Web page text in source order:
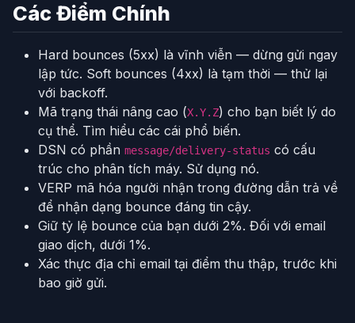
Các Điểm Chính
Hard bounces (5xx) là vĩnh viễn — dừng gửi ngay
lập tức. Soft bounces (4xx) là tạm thời — thử lại
với backoff.
Mã trạng thái nâng cao (X.Y.Z) cho bạn biết lý do
cụ thể. Tìm hiểu các cái phổ biến.
DSN có phần message/delivery-status có cấu
trúc cho phân tích máy. Sử dụng nó.
VERP mã hóa người nhận trong đường dẫn trả về
để nhận dạng bounce đáng tin cậy.
Giữ tỷ lệ bounce của bạn dưới 2%. Đối với email
giao dịch, dưới 1%.
Xác thực địa chỉ email tại điểm thu thập, trước khi
bao giờ gửi.